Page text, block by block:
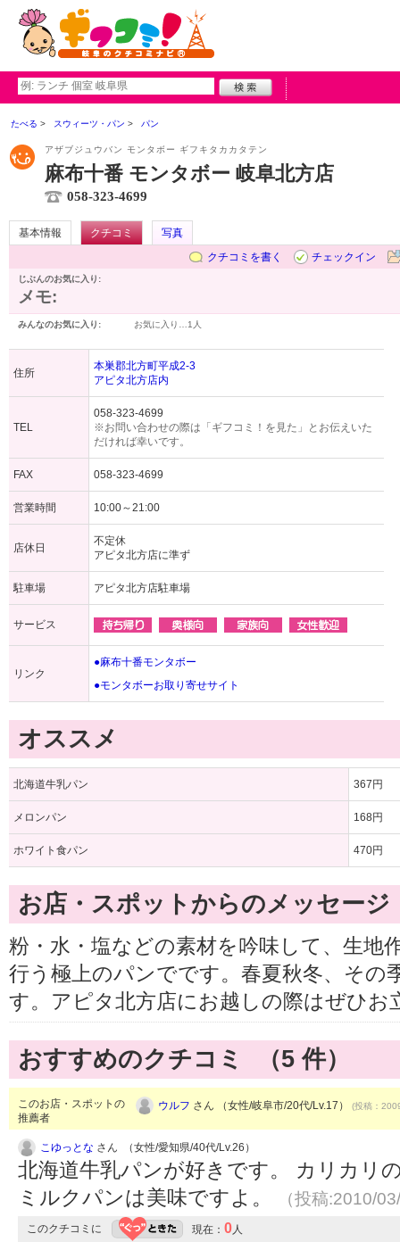
たべる スウィーツ・パン パン
アザブジュウバン モンタボー ギフキタカカタテン
麻布十番 モンタボー 岐阜北方店
058-323-4699
基本情報 クチコミ
写真
クチコミを書く
チェックイン
じぶんのお気に入り:
メモ:
みんなのお気に入り: お気に入り… 1人
住所
本巣郡北方町平成2-3
アピタ北方店内
TEL
058-323-4699
※お問い合わせの際は「ギフコミ！を見た」とお伝えいた
だければ幸いです。
FAX 058-323-4699
営業時間 10:00～21:00
店休日
不定休
アピタ北方店に準ず
駐車場 アピタ北方店駐車場
サービス
リンク
●麻布十番モンタボー
●モンタボーお取り寄せサイト
オススメ
北海道牛乳パン 367円
メロンパン 168円
ホワイト食パン 470円
お店・スポットからのメッセージ
粉・水・塩などの素材を吟味して、生地
行う極上のパンでです。春夏秋冬、その
す。アピタ北方店にお越しの際はぜひお
おすすめのクチコミ （5 件）
このお店・スポットの
推薦者
ウルフ さん （女性/岐阜市/20代/Lv.17） (投稿：
こゆっとな さん （女性/愛知県/40代/Lv.26）
北海道牛乳パンが好きです。 カリカリ
ミルクパンは美味ですよ。
（投稿:2010/
このクチコミに 現在： 0人